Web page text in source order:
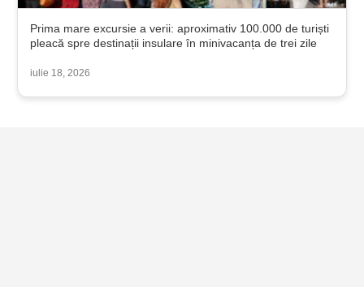
Prima mare excursie a verii: aproximativ 100.000 de turiști
pleacă spre destinații insulare în minivacanța de trei zile
iulie 18, 2026